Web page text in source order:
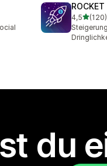
4,5von 5
(120)
120
du